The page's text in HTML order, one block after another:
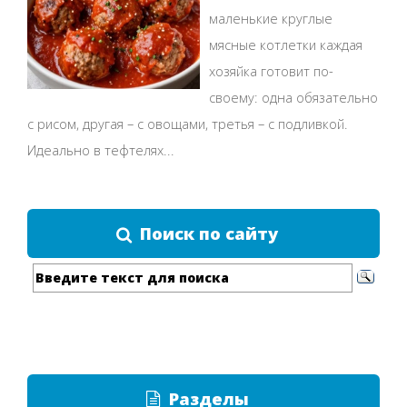
маленькие круглые
мясные котлетки каждая
хозяйка готовит по-
своему: одна обязательно
с рисом, другая – с овощами, третья – с подливкой.
Идеально в тефтелях...
Поиск по сайту
Разделы